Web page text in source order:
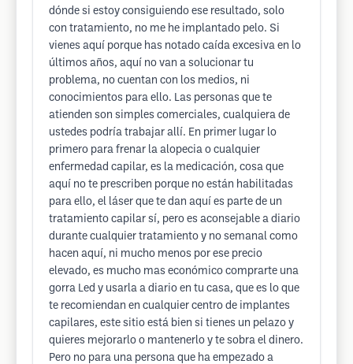
dónde si estoy consiguiendo ese resultado, solo
con tratamiento, no me he implantado pelo. Si
vienes aquí porque has notado caída excesiva en lo
últimos años, aquí no van a solucionar tu
problema, no cuentan con los medios, ni
conocimientos para ello. Las personas que te
atienden son simples comerciales, cualquiera de
ustedes podría trabajar allí. En primer lugar lo
primero para frenar la alopecia o cualquier
enfermedad capilar, es la medicación, cosa que
aquí no te prescriben porque no están habilitadas
para ello, el láser que te dan aquí es parte de un
tratamiento capilar sí, pero es aconsejable a diario
durante cualquier tratamiento y no semanal como
hacen aquí, ni mucho menos por ese precio
elevado, es mucho mas económico comprarte una
gorra Led y usarla a diario en tu casa, que es lo que
te recomiendan en cualquier centro de implantes
capilares, este sitio está bien si tienes un pelazo y
quieres mejorarlo o mantenerlo y te sobra el dinero.
Pero no para una persona que ha empezado a